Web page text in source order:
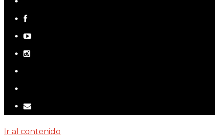
twitter
facebook
youtube
instagram
email
Ir al contenido